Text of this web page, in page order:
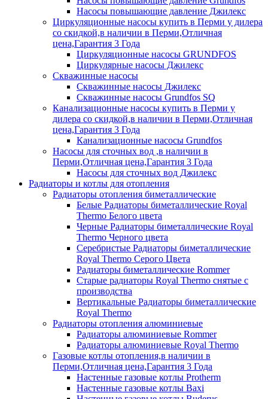
Насосы повышающие давление Джилекс
Циркуляционные насосы купить в Перми у дилера
со скидкой,в наличии в Перми,Отличная
цена,Гарантия 3 Года
Циркуляционные насосы GRUNDFOS
Циркулярные насосы Джилекс
Скважинные насосы
Скважинные насосы Джилекс
Скважинные насосы Grundfos SQ
Канализационные насосы купить в Перми у
дилера со скидкой,в наличии в Перми,Отличная
цена,Гарантия 3 Года
Канализационные насосы Grundfos
Насосы для сточных вод ,в наличии в
Перми,Отличная цена,Гарантия 3 Года
Насосы для сточных вод Джилекс
Радиаторы и котлы для отопления
Радиаторы отопления биметаллические
Белые Радиаторы биметаллические Royal
Thermo Белого цвета
Черные Радиаторы биметаллические Royal
Thermo Черного цвета
Серебристые Радиаторы биметаллические
Royal Thermo Серого Цвета
Радиаторы биметаллические Rommer
Старые радиаторы Royal Thermo снятые с
производства
Вертикальные Радиаторы биметаллические
Royal Thermo
Радиаторы отопления алюминиевые
Радиаторы алюминиевые Rommer
Радиаторы алюминиевые Royal Thermo
Газовые котлы отопления,в наличии в
Перми,Отличная цена,Гарантия 3 Года
Настенные газовые котлы Protherm
Настенные газовые котлы Baxi